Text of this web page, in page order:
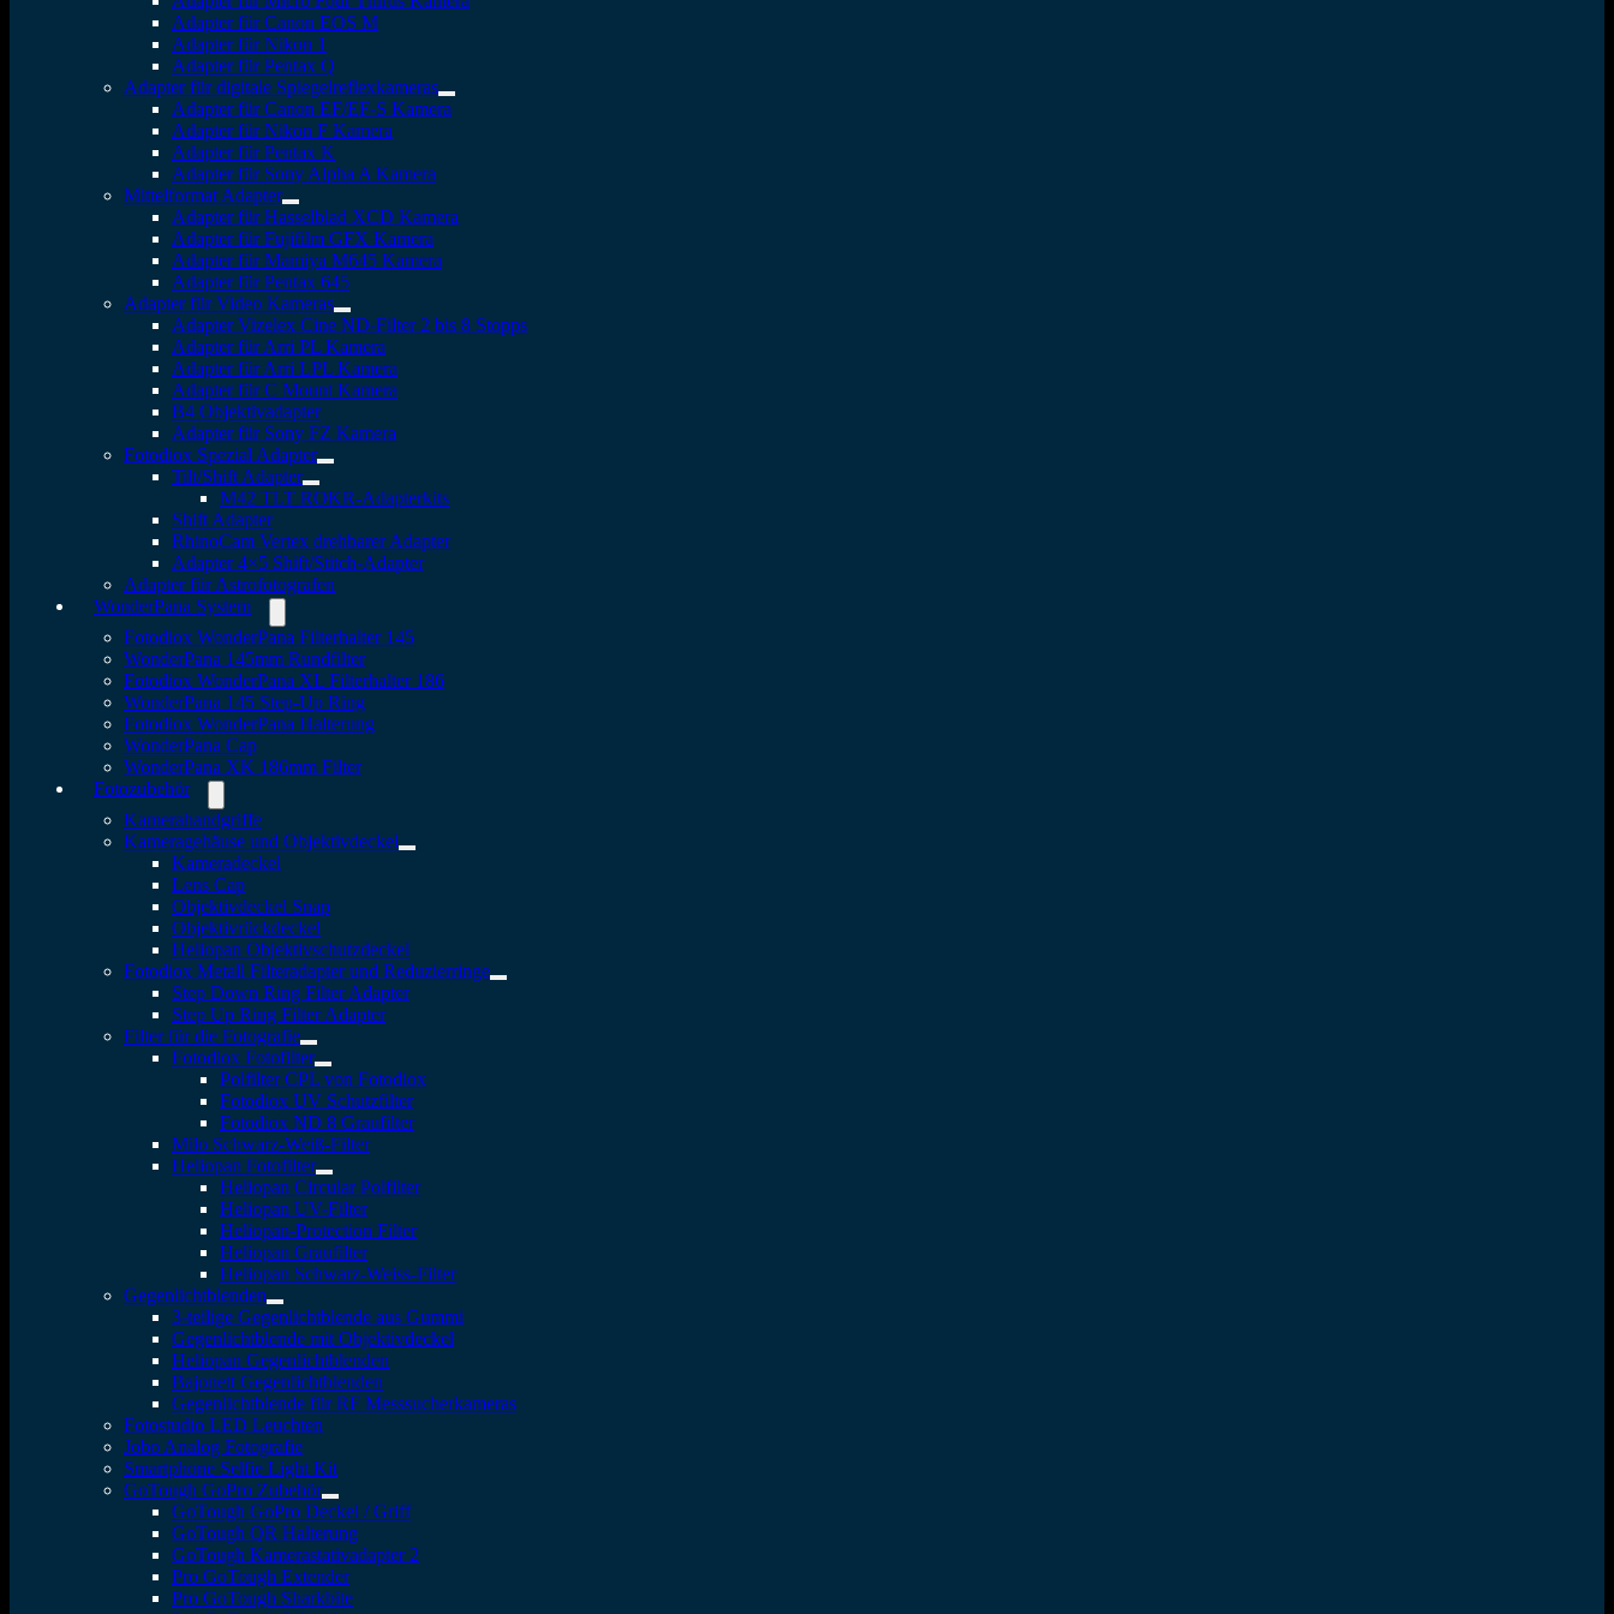
Adapter für Canon EOS M
Adapter für Nikon 1
Adapter für Pentax Q
Adapter für digitale Spiegelreflexkameras
Adapter für Canon EF/EF-S Kamera
Adapter für Nikon F Kamera
Adapter für Pentax K
Adapter für Sony Alpha A Kamera
Mittelformat Adapter
Adapter für Hasselblad XCD Kamera
Adapter für Fujifilm GFX Kamera
Adapter für Mamiya M645 Kamera
Adapter für Pentax 645
Adapter für Video Kameras
Adapter Vizelex Cine ND-Filter 2 bis 8 Stopps
Adapter für Arri PL Kamera
Adapter für Arri LPL Kamera
Adapter für C Mount Kamera
B4 Objektivadapter
Adapter für Sony FZ Kamera
Fotodiox Spezial Adapter
Tilt/Shift Adapter
M42 TLT ROKR-Adapterkits
Shift Adapter
RhinoCam Vertex drehbarer Adapter
Adapter 4×5 Shift/Stitch-Adapter
Adapter für Astrofotografen
WonderPana System
Fotodiox WonderPana Filterhalter 145
WonderPana 145mm Rundfilter
Fotodiox WonderPana XL Filterhalter 186
WonderPana 145 Step-Up Ring
Fotodiox WonderPana Halterung
WonderPana Cap
WonderPana XK 186mm Filter
Fotozubehör
Kamerahandgriffe
Kameragehäuse und Objektivdeckel
Kameradeckel
Lens Cap
Objektivdeckel Snap
Objektivrückdeckel
Heliopan Objektivschutzdeckel
Fotodiox Metall Filteradapter und Reduzierringe
Step Down Ring Filter Adapter
Step Up Ring Filter Adapter
Filter für die Fotografie
Fotodiox Fotofilter
Polfilter CPL von Fotodiox
Fotodiox UV Schutzfilter
Fotodiox ND 8 Graufilter
Milo Schwarz-Weiß-Filter
Heliopan Fotofilter
Heliopan Circular Polfilter
Heliopan UV-Filter
Heliopan-Protection Filter
Heliopan Graufilter
Heliopan Schwarz-Weiss-Filter
Gegenlichtblenden
3-teilige Gegenlichtblende aus Gummi
Gegenlichtblende mit Objektivdeckel
Heliopan Gegenlichtblenden
Bajonett Gegenlichtblenden
Gegenlichtblende für RF Messsucherkameras
Fotostudio LED Leuchten
Jobo Analog Fotografie
Smartphone Selfie Light Kit
GoTough GoPro Zubehör
GoTough GoPro Deckel / Griff
GoTough QR Halterung
GoTough Kamerastativadapter 2
Pro GoTough Extender
Pro GoTough Sharkbite